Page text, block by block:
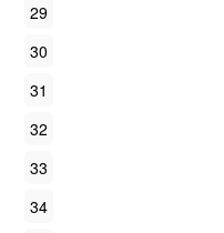
29
30
31
32
33
34